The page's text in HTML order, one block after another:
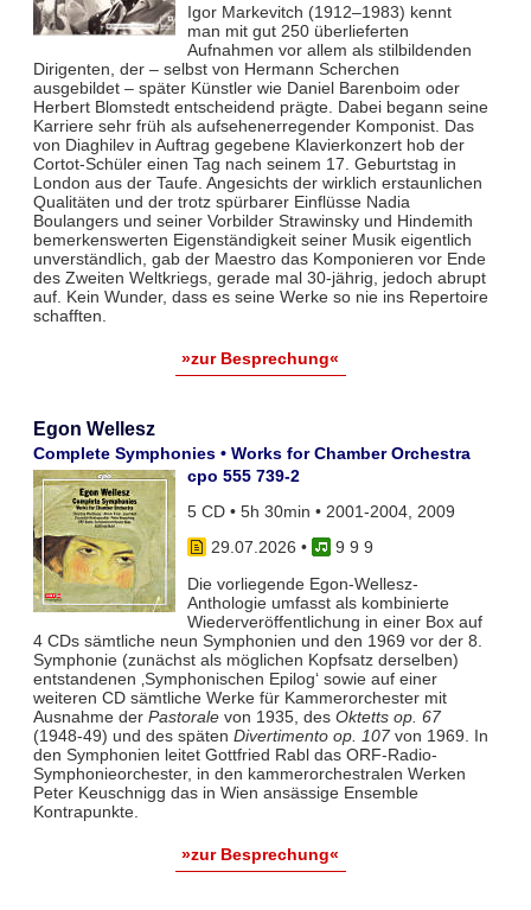
Igor Markevitch (1912–1983) kennt
man mit gut 250 überlieferten
Aufnahmen vor allem als stilbildenden
Dirigenten, der – selbst von Hermann Scherchen
ausgebildet – später Künstler wie Daniel Barenboim oder
Herbert Blomstedt entscheidend prägte. Dabei begann seine
Karriere sehr früh als aufsehenerregender Komponist. Das
von Diaghilev in Auftrag gegebene Klavierkonzert hob der
Cortot-Schüler einen Tag nach seinem 17. Geburtstag in
London aus der Taufe. Angesichts der wirklich erstaunlichen
Qualitäten und der trotz spürbarer Einflüsse Nadia
Boulangers und seiner Vorbilder Strawinsky und Hindemith
bemerkenswerten Eigenständigkeit seiner Musik eigentlich
unverständlich, gab der Maestro das Komponieren vor Ende
des Zweiten Weltkriegs, gerade mal 30-jährig, jedoch abrupt
auf. Kein Wunder, dass es seine Werke so nie ins Repertoire
schafften.
»zur Besprechung«
Egon Wellesz
Complete Symphonies • Works for Chamber Orchestra
cpo 555 739-2
5 CD • 5h 30min • 2001-2004, 2009
29.07.2026 •
9 9 9
Die vorliegende Egon-Wellesz-
Anthologie umfasst als kombinierte
Wiederveröffentlichung in einer Box auf
4 CDs sämtliche neun Symphonien und den 1969 vor der 8.
Symphonie (zunächst als möglichen Kopfsatz derselben)
entstandenen ‚Symphonischen Epilog‘ sowie auf einer
weiteren CD sämtliche Werke für Kammerorchester mit
Ausnahme der Pastoralevon 1935, des Oktetts op. 67
(1948-49) und des späten Divertimento op. 107von 1969. In
den Symphonien leitet Gottfried Rabl das ORF-Radio-
Symphonieorchester, in den kammerorchestralen Werken
Peter Keuschnigg das in Wien ansässige Ensemble
Kontrapunkte.
»zur Besprechung«